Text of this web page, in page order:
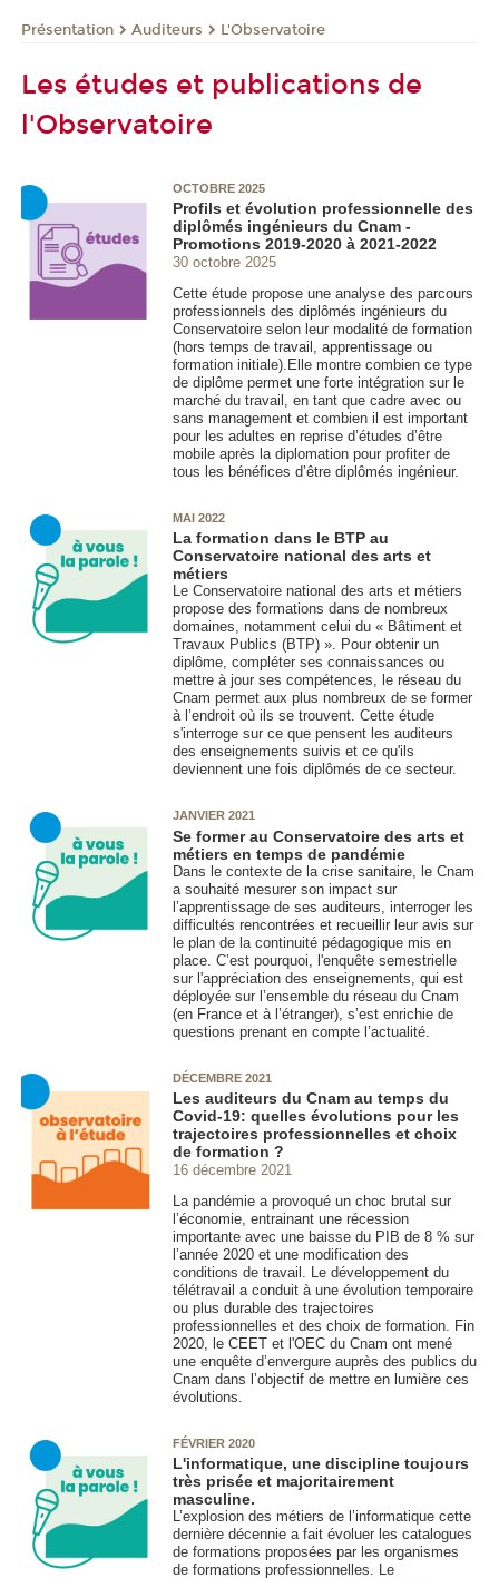
Présentation Auditeurs L'Observatoire
Les études et publications de
l'Observatoire
OCTOBRE 2025
Profils et évolution professionnelle des
diplômés ingénieurs du Cnam -
Promotions 2019-2020 à 2021-2022
30 octobre 2025
Cette étude propose une analyse des parcours
professionnels des diplômés ingénieurs du
Conservatoire selon leur modalité de formation
(hors temps de travail, apprentissage ou
formation initiale).Elle montre combien ce type
de diplôme permet une forte intégration sur le
marché du travail, en tant que cadre avec ou
sans management et combien il est important
pour les adultes en reprise d’études d’être
mobile après la diplomation pour profiter de
tous les bénéfices d’être diplômés ingénieur.
MAI 2022
La formation dans le BTP au
Conservatoire national des arts et
métiers
Le Conservatoire national des arts et métiers
propose des formations dans de nombreux
domaines, notamment celui du « Bâtiment et
Travaux Publics (BTP) ». Pour obtenir un
diplôme, compléter ses connaissances ou
mettre à jour ses compétences, le réseau du
Cnam permet aux plus nombreux de se former
à l’endroit où ils se trouvent. Cette étude
s'interroge sur ce que pensent les auditeurs
des enseignements suivis et ce qu'ils
deviennent une fois diplômés de ce secteur.
JANVIER 2021
Se former au Conservatoire des arts et
métiers en temps de pandémie
Dans le contexte de la crise sanitaire, le Cnam
a souhaité mesurer son impact sur
l’apprentissage de ses auditeurs, interroger les
difficultés rencontrées et recueillir leur avis sur
le plan de la continuité pédagogique mis en
place. C’est pourquoi, l'enquête semestrielle
sur l'appréciation des enseignements, qui est
déployée sur l’ensemble du réseau du Cnam
(en France et à l’étranger), s’est enrichie de
questions prenant en compte l’actualité.
DÉCEMBRE 2021
Les auditeurs du Cnam au temps du
Covid-19: quelles évolutions pour les
trajectoires professionnelles et choix
de formation ?
16 décembre 2021
La pandémie a provoqué un choc brutal sur
l’économie, entrainant une récession
importante avec une baisse du PIB de 8 % sur
l’année 2020 et une modification des
conditions de travail. Le développement du
télétravail a conduit à une évolution temporaire
ou plus durable des trajectoires
professionnelles et des choix de formation. Fin
2020, le CEET et l'OEC du Cnam ont mené
une enquête d’envergure auprès des publics du
Cnam dans l’objectif de mettre en lumière ces
évolutions.
FÉVRIER 2020
L'informatique, une discipline toujours
très prisée et majoritairement
masculine.
L’explosion des métiers de l’informatique cette
dernière décennie a fait évoluer les catalogues
de formations proposées par les organismes
de formations professionnelles. Le